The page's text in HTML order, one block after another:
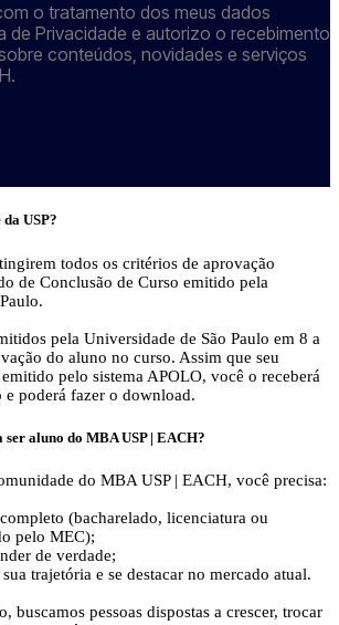
o tratamento dos meus dados
de Privacidade e autorizo o recebimento
conteúdos, novidades e serviços
USP?
todos os critérios de aprovação
de Conclusão de Curso emitido pela
pela Universidade de São Paulo em 8 a
do aluno no curso. Assim que seu
pelo sistema APOLO, você o receberá
poderá fazer o download.
aluno do MBA USP | EACH?
do MBA USP | EACH, você precisa:
(bacharelado, licenciatura ou
pelo MEC);
de verdade;
trajetória e se destacar no mercado atual.
buscamos pessoas dispostas a crescer, trocar